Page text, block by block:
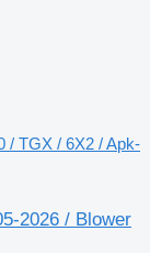
/ TGX / 6X2 / Apk-
2026 / Blower